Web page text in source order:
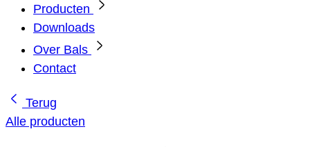
Producten
Downloads
Over Bals
Contact
Terug
Alle producten